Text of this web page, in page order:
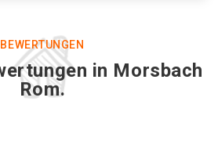
BEWERTUNGEN
in Morsbach
Rom.